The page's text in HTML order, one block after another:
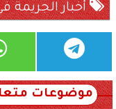
أخبار الجريمة
موضوعات